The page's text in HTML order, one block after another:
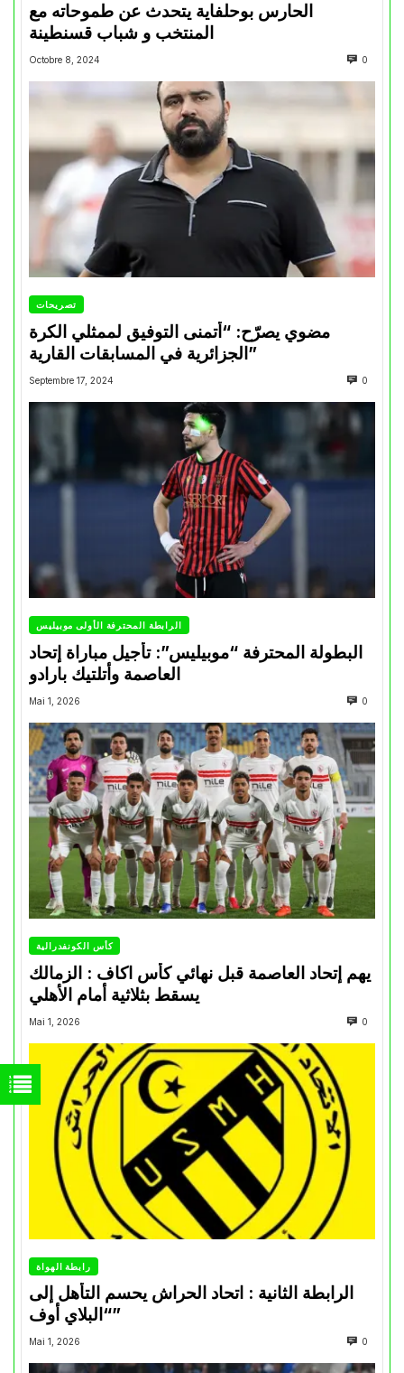
الحارس بوحلفاية يتحدث عن طموحاته مع
المنتخب و شباب قسنطينة
Octobre 8, 2024 0
تصريحات
مضوي يصرّح: “أتمنى التوفيق لممثلي الكرة
الجزائرية في المسابقات القارية”
Septembre 17, 2024 0
الرابطة المحترفة الأولى موبيليس
البطولة المحترفة “موبيليس”: تأجيل مباراة إتحاد
العاصمة وأتلتيك بارادو
Mai 1, 2026 0
كأس الكونفدرالية
يهم إتحاد العاصمة قبل نهائي كأس اكاف : الزمالك
Mai 1, 2026 0
رابطة الهواة
الرابطة الثانية : اتحاد الحراش يحسم التأهل إلى
“البلاي أوف”
Mai 1, 2026 0